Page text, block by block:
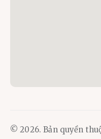
© 2026. Bản quyền